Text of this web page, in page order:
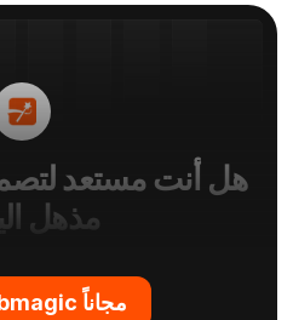
هل أنت مستعد
مذهل
جرّب Submagic مجاناً